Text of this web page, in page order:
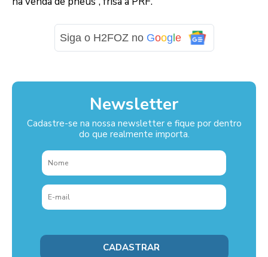
Siga o H2FOZ no Google
Newsletter
Cadastre-se na nossa newsletter e fique por dentro
do que realmente importa.